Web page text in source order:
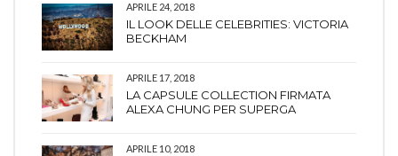
APRILE 24, 2018
IL LOOK DELLE CELEBRITIES: VICTORIA
BECKHAM
APRILE 17, 2018
LA CAPSULE COLLECTION FIRMATA
ALEXA CHUNG PER SUPERGA
APRILE 10, 2018